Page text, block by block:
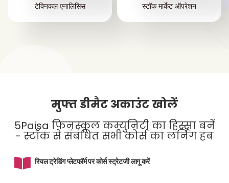
टेक्निकल एनालिसिस स्टॉक मार्केट ऑपरेशन
मुफ्त डीमैट अकाउंट खोलें
5Paisa फिनस्कूल कम्युनिटी का हिस्सा बनें
- स्टॉक से संबंधित सभी कोर्स का लर्निंग हब
रियल ट्रेडिंग प्लेटफॉर्म पर कोर्स स्ट्रेटजी लागू करें